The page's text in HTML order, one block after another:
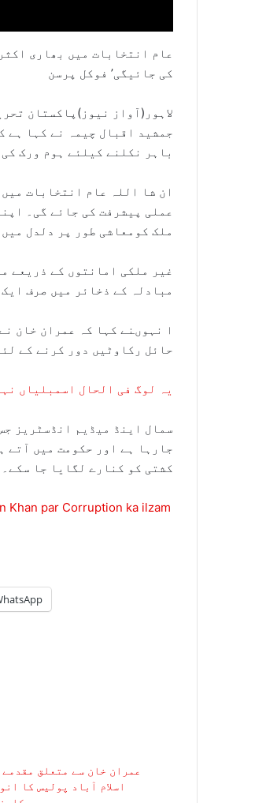
عام انتخابات میں بھاری
کی جائیگی’ فوکل پرسن
لاہور(آواز نیوز)پاکستان
جمشید اقبال چیمہ نے کہا ہے
باہر نکلنے کیلئے ہوم ورک
ان شا اللہ عام انتخابات
عملی پیشرفت کی جائے گی۔
ملک کومعاشی طور پر دلدل
غیر ملکی امانتوں کے ذریعے
مبادلہ کے ذخائر میں صرف
ا نہوںنے کہا کہ عمران خان
حائل رکاوٹیں دور کرنے کے
یہ لوگ فی الحال اسمبلیاں
سمال اینڈ میڈیم انڈسٹریز
جارہا ہے اور حکومت میں آتے
کشتی کو کنارے لگایا جا سکے۔
Khan par Corruption ka ilzam
عمران خان سے متعلق مقدمے
اسلام آباد پولیس کا